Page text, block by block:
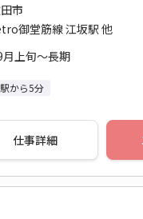
市
御堂筋線 江坂駅 他
上旬～長期
駅から5分
仕事詳細